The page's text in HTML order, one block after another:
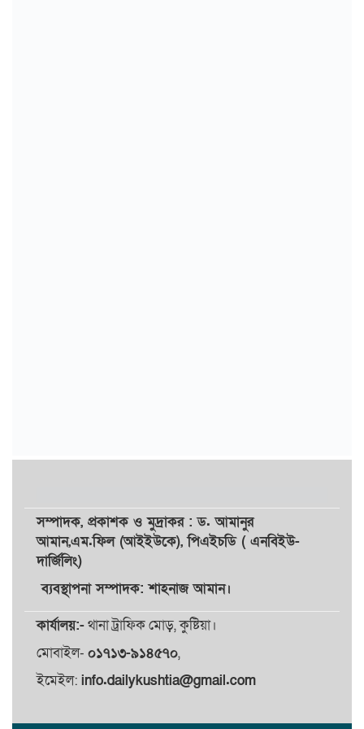
সম্পাদক, প্রকাশকওমুদ্রাকর: ড. আমানুর
আমান,এম.ফিল (আইইউকে), পিএইচডি ( এনবিইউ-
দার্জিলিং)
ব্যবস্থাপনা সম্পাদক: শাহনাজ আমান।
কার্যালয়:-থানা ট্রাফিক মোড়, কুষ্টিয়া।
মোবাইল- ০১৭১৩-৯১৪৫৭০,
ইমেইল: info.dailykushtia@gmail.com